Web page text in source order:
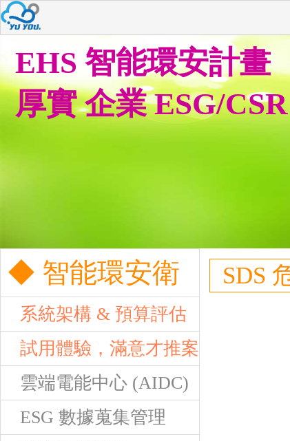
EHS 智能環安計畫
厚實 企業 ESG/
◆ 智能環安衛
系統架構 & 預算評估
試用體驗，滿意才推案
雲端電能中心 (AIDC)
ESG 數據蒐集管理
SDS